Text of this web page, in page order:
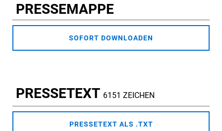
PRESSEMAPPE
SOFORT DOWNLOADEN
PRESSETEXT 6151 ZEICHEN
PRESSETEXT ALS .TXT